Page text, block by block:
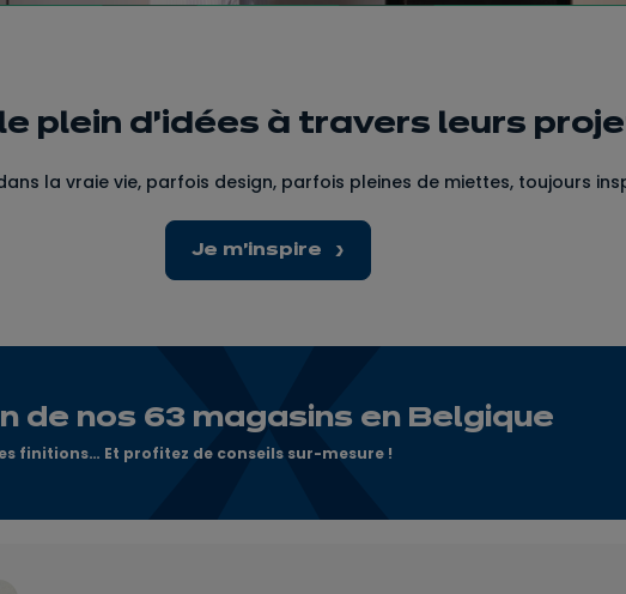
plein d’idées à travers leurs
la vraie vie, parfois design, parfois pleines de miettes, toujours
Je m'inspire
de nos 63 magasins en Belgique
finitions… Et profitez de conseils sur-mesure !